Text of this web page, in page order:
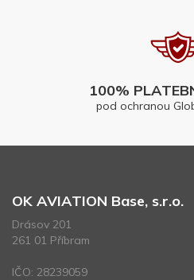
100%
pod ochranou
OK AVIATION Base, s.r.o.
Drásov 201
261 01 Příbram
IČO: 28239059